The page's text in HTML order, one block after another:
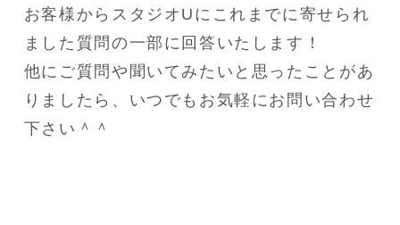
お客様からスタジオUにこれまでに寄せられ
ました質問の一部に回答いたします！
他にご質問や聞いてみたいと思ったことがあ
りましたら、いつでもお気軽にお問い合わせ
下さい＾＾